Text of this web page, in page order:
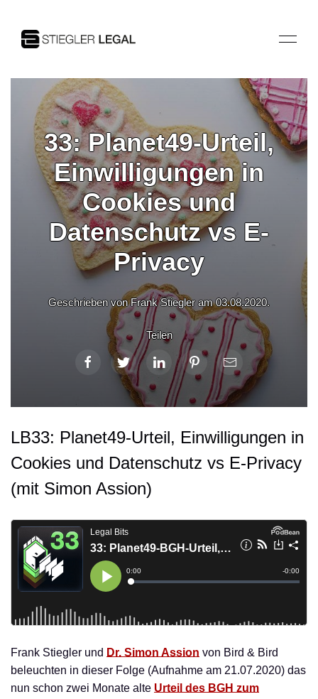
33: Planet49-Urteil,
Einwilligungen in
Cookies und
Datenschutz vs E-
Privacy
Geschrieben von Frank Stiegler am03.08.2020.
Teilen
LB33: Planet49-Urteil, Einwilligungen in
Cookies und Datenschutz vs E-Privacy
(mit Simon Assion)
Frank Stiegler und Dr. Simon Assion von Bird & Bird
beleuchten in dieser Folge (Aufnahme am 21.07.2020) das
nun schon zwei Monate alte Urteil des BGH zum